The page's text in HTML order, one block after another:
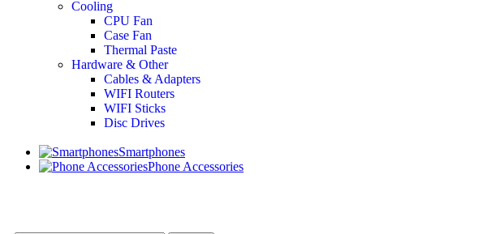
Cooling
CPU Fan
Case Fan
Thermal Paste
Hardware & Other
Cables & Adapters
WIFI Routers
WIFI Sticks
Disc Drives
Smartphones
Phone Accessories